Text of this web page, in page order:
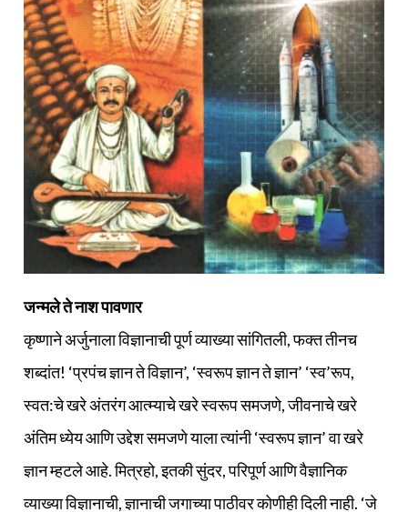
जन्मले ते नाश पावणार
कृष्णाने अर्जुनाला विज्ञानाची पूर्ण व्याख्या सांगितली, फक्त तीनच
शब्दांत! ‘प्रपंच ज्ञान ते विज्ञान’, ‘स्वरूप ज्ञान ते ज्ञान’ ‘स्व’रूप,
स्वत:चे खरे अंतरंग आत्म्याचे खरे स्वरूप समजणे, जीवनाचे खरे
अंतिम ध्येय आणि उद्देश समजणे याला त्यांनी ‘स्वरूप ज्ञान’ वा खरे
ज्ञान म्हटले आहे. मित्रहो, इतकी सुंदर, परिपूर्ण आणि वैज्ञानिक
व्याख्या विज्ञानाची, ज्ञानाची जगाच्या पाठीवर कोणीही दिली नाही. ‘जे